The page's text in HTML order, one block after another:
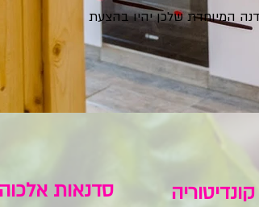
המיוחדת שלכן יהיו בהצעת
סדנאות